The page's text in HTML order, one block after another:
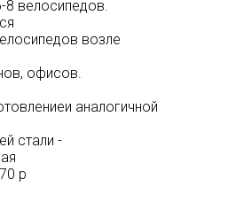
8 велосипедов.
возле
офисов.
аналогичной
стали -
р